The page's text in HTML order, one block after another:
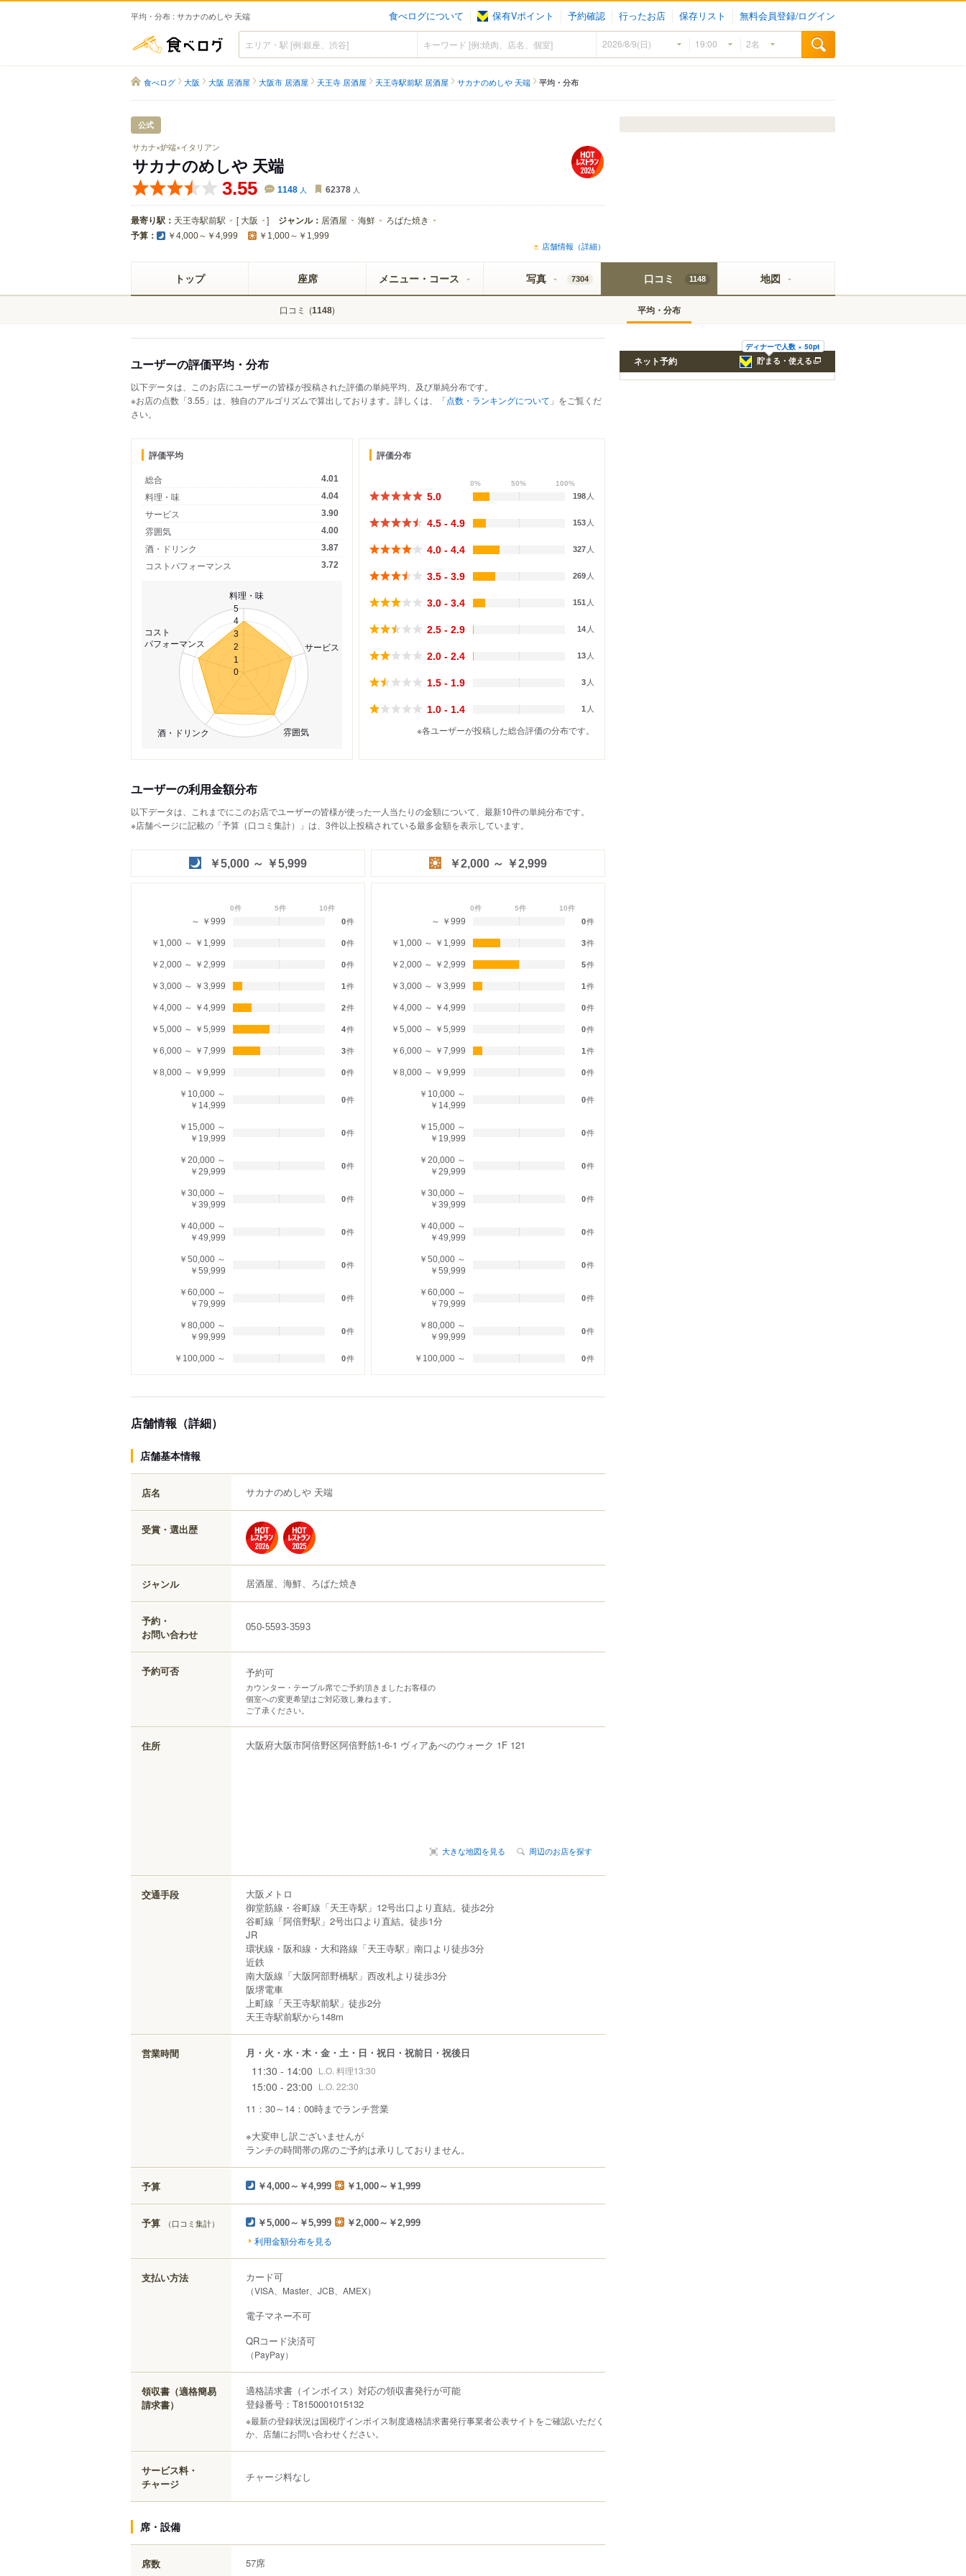
平均・分布 : サカナのめしや 天端 食べログについて 保有Vポイント 予約確認 行ったお店 保存リスト 無料会員登録/ログイン
食べログ
食べログ 大阪 大阪 居酒屋 大阪市 居酒屋 天王寺 居酒屋 天王寺駅前駅 居酒屋 サカナのめしや 天端 平均・分布
公式
サカナ×炉端×イタリアン
サカナのめしや 天端
3.55 1148 人 62378 人
最寄り駅： 天王寺駅前駅 [ 大阪 ] ジャンル： 居酒屋 海鮮 ろばた焼き
予算： ￥4,000～￥4,999 ￥1,000～￥1,999
店舗情報（詳細）
トップ 座席 メニュー・コース 写真 7304 口コミ 1148
口コミ (1148) 平均・分布
地図
ユーザーの評価平均・分布
以下データは、このお店にユーザーの皆様が投稿された評価の単純平均、及び単純分布です。
※お店の点数「3.55」は、独自のアルゴリズムで算出しております。詳しくは、「点数・ランキングについて 」をご覧くだ
さい。
評価平均
総合 4.01
料理・味 4.04
サービス 3.90
雰囲気 4.00
酒・ドリンク 3.87
コストパフォーマンス 3.72
0
1
2
3
4
5
料理・味
サービス
雰囲気
酒・ドリンク
コスト
パフォーマンス
評価分布
0% 50% 100%
5.0 198 人
4.5 - 4.9 153 人
4.0 - 4.4 327 人
3.5 - 3.9 269 人
3.0 - 3.4 151 人
2.5 - 2.9 14 人
2.0 - 2.4 13 人
1.5 - 1.9 3 人
1.0 - 1.4 1 人
※各ユーザーが投稿した総合評価の分布です。
ユーザーの利用金額分布
以下データは、これまでにこのお店でユーザーの皆様が使った一人当たりの金額について、最新10件の単純分布です。
※店舗ページに記載の「予算（口コミ集計）」は、3件以上投稿されている最多金額を表示しています。
￥5,000 ～ ￥5,999
0件 5件 10件
～ ￥999 0件
￥1,000 ～ ￥1,999 0件
￥2,000 ～ ￥2,999 0件
￥3,000 ～ ￥3,999 1件
￥4,000 ～ ￥4,999 2件
￥5,000 ～ ￥5,999 4件
￥6,000 ～ ￥7,999 3件
￥8,000 ～ ￥9,999 0件
￥10,000 ～
￥14,999
0件
￥15,000 ～
￥19,999
0件
￥20,000 ～
￥29,999
0件
￥30,000 ～
￥39,999
0件
￥40,000 ～
￥49,999
0件
￥50,000 ～
￥59,999
0件
￥60,000 ～
￥79,999
0件
￥80,000 ～
￥99,999
0件
￥100,000 ～ 0件
￥2,000 ～ ￥2,999
0件 5件 10件
～ ￥999 0件
￥1,000 ～ ￥1,999 3件
￥2,000 ～ ￥2,999 5件
￥3,000 ～ ￥3,999 1件
￥4,000 ～ ￥4,999 0件
￥5,000 ～ ￥5,999 0件
￥6,000 ～ ￥7,999 1件
￥8,000 ～ ￥9,999 0件
￥10,000 ～
￥14,999
0件
￥15,000 ～
￥19,999
0件
￥20,000 ～
￥29,999
0件
￥30,000 ～
￥39,999
0件
￥40,000 ～
￥49,999
0件
￥50,000 ～
￥59,999
0件
￥60,000 ～
￥79,999
0件
￥80,000 ～
￥99,999
0件
￥100,000 ～ 0件
店舗情報（詳細）
店舗基本情報
店名 サカナのめしや 天端
受賞・選出歴
ジャンル 居酒屋、海鮮、ろばた焼き
予約・
お問い合わせ
050-5593-3593
予約可否 予約可
カウンター・テーブル席でご予約頂きましたお客様の
個室への変更希望はご対応致し兼ねます。
ご了承ください。
住所 大阪府大阪市阿倍野区阿倍野筋1-6-1 ヴィアあべのウォーク 1F 121
大きな地図を見る 周辺のお店を探す
交通手段
大阪メトロ
御堂筋線・谷町線「天王寺駅」12号出口より直結。徒歩2分
谷町線「阿倍野駅」2号出口より直結。徒歩1分
JR
環状線・阪和線・大和路線「天王寺駅」南口より徒歩3分
近鉄
南大阪線「大阪阿部野橋駅」西改札より徒歩3分
阪堺電車
上町線「天王寺駅前駅」徒歩2分
天王寺駅前駅から148m
営業時間 月・火・水・木・金・土・日・祝日・祝前日・祝後日
11:30 - 14:00 L.O. 料理13:30
15:00 - 23:00 L.O. 22:30
11：30～14：00時までランチ営業
※大変申し訳ございませんが
ランチの時間帯の席のご予約は承りしておりません。
予算 ￥4,000～￥4,999 ￥1,000～￥1,999
予算 （口コミ集計） ￥5,000～￥5,999 ￥2,000～￥2,999
利用金額分布を見る
支払い方法 カード可
（VISA、Master、JCB、AMEX）
電子マネー不可
QRコード決済可
（PayPay）
領収書（適格簡易
請求書）
適格請求書（インボイス）対応の領収書発行が可能
登録番号：T8150001015132
※最新の登録状況は国税庁インボイス制度適格請求書発行事業者公表サイトをご確認いただく
か、店舗にお問い合わせください。
サービス料・
チャージ
チャージ料なし
席・設備
席数 57席
ディナーで人数 × 50pt
貯まる・使える
ネット予約